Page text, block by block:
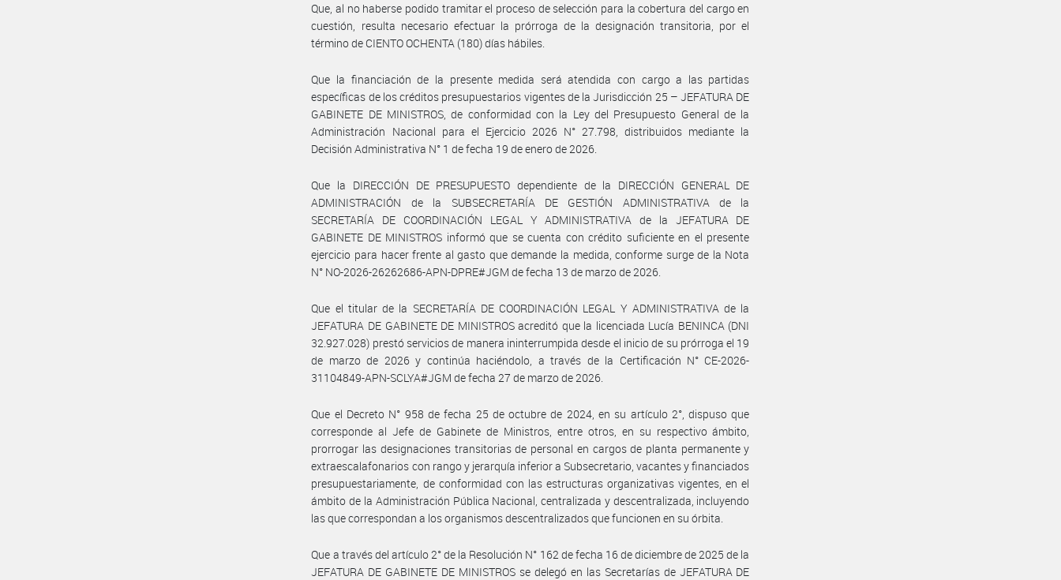
Que, al no haberse podido tramitar el proceso de selección para la cobertura del cargo en
cuestión, resulta necesario efectuar la prórroga de la designación transitoria, por el
término de CIENTO OCHENTA (180) días hábiles.
Que la financiación de la presente medida será atendida con cargo a las partidas
específicas de los créditos presupuestarios vigentes de la Jurisdicción 25 – JEFATURA DE
GABINETE DE MINISTROS, de conformidad con la Ley del Presupuesto General de la
Administración Nacional para el Ejercicio 2026 N° 27.798, distribuidos mediante la
Decisión Administrativa N° 1 de fecha 19 de enero de 2026.
Que la DIRECCIÓN DE PRESUPUESTO dependiente de la DIRECCIÓN GENERAL DE
ADMINISTRACIÓN de la SUBSECRETARÍA DE GESTIÓN ADMINISTRATIVA de la
SECRETARÍA DE COORDINACIÓN LEGAL Y ADMINISTRATIVA de la JEFATURA DE
GABINETE DE MINISTROS informó que se cuenta con crédito suficiente en el presente
ejercicio para hacer frente al gasto que demande la medida, conforme surge de la Nota
N° NO-2026-26262686-APN-DPRE#JGM de fecha 13 de marzo de 2026.
Que el titular de la SECRETARÍA DE COORDINACIÓN LEGAL Y ADMINISTRATIVA de la
JEFATURA DE GABINETE DE MINISTROS acreditó que la licenciada Lucía BENINCA (DNI
32.927.028) prestó servicios de manera ininterrumpida desde el inicio de su prórroga el 19
de marzo de 2026 y continúa haciéndolo, a través de la Certificación N° CE-2026-
31104849-APN-SCLYA#JGM de fecha 27 de marzo de 2026.
Que el Decreto N° 958 de fecha 25 de octubre de 2024, en su artículo 2°, dispuso que
corresponde al Jefe de Gabinete de Ministros, entre otros, en su respectivo ámbito,
prorrogar las designaciones transitorias de personal en cargos de planta permanente y
extraescalafonarios con rango y jerarquía inferior a Subsecretario, vacantes y financiados
presupuestariamente, de conformidad con las estructuras organizativas vigentes, en el
ámbito de la Administración Pública Nacional, centralizada y descentralizada, incluyendo
las que correspondan a los organismos descentralizados que funcionen en su órbita.
Que a través del artículo 2° de la Resolución N° 162 de fecha 16 de diciembre de 2025 de la
JEFATURA DE GABINETE DE MINISTROS se delegó en las Secretarías de JEFATURA DE